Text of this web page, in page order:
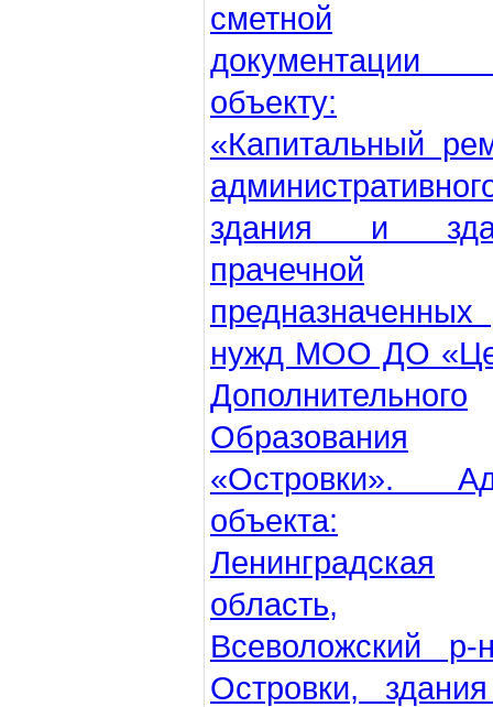
сметной
объекту:
«Капитальный
здания и
прачечной
предназначенных
нужд МОО ДО
Дополнительного
Образования
«Островки».
объекта:
Ленинградская
область,
Всеволожский
Островки,